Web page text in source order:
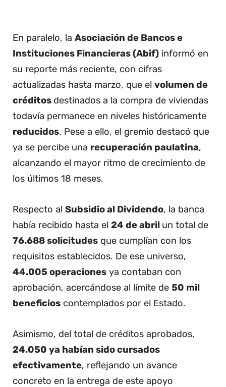
En paralelo, la Asociación de Bancos e
Instituciones Financieras (Abif) informó en
su reporte más reciente, con cifras
actualizadas hasta marzo, que el volumen de
créditos destinados a la compra de viviendas
todavía permanece en niveles históricamente
reducidos. Pese a ello, el gremio destacó que
ya se percibe una recuperación paulatina,
alcanzando el mayor ritmo de crecimiento de
los últimos 18 meses.
Respecto al Subsidio al Dividendo, la banca
había recibido hasta el 24 de abril un total de
76.688 solicitudes que cumplían con los
requisitos establecidos. De ese universo,
44.005 operaciones ya contaban con
aprobación, acercándose al límite de 50 mil
beneficios contemplados por el Estado.
Asimismo, del total de créditos aprobados,
24.050 ya habían sido cursados
efectivamente, reflejando un avance
concreto en la entrega de este apoyo